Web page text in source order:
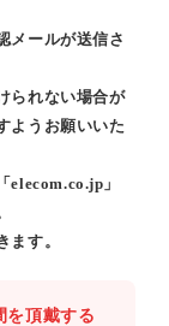
メールが送信さ
られない場合が
ようお願いいた
elecom.co.jp」
す。
を頂戴する